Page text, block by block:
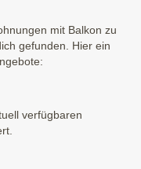
mit Balkon zu
gefunden. Hier ein
verfügbaren